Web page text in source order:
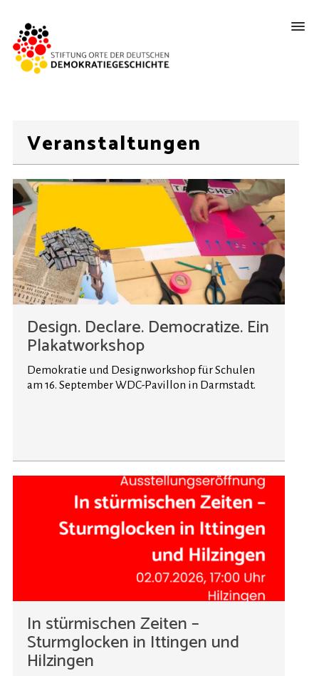
Veranstaltungen
Design. Declare. Democratize. Ein
Plakatworkshop
Demokratie und Designworkshop für Schulen
am 16. September WDC-Pavillon in Darmstadt.
In stürmischen Zeiten –
Sturmglocken in Ittingen und
Hilzingen